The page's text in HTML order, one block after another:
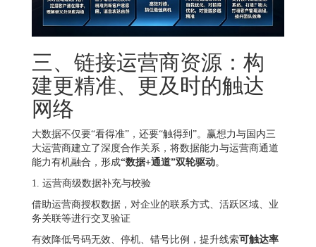
三、链接运营商资源：构
建更精准、更及时的触达
网络
大数据不仅要“看得准”，还要“触得到”。赢想力与国内三
大运营商建立了深度合作关系，将数据能力与运营商通道
能力有机融合，形成“数据+通道”双轮驱动。
1. 运营商级数据补充与校验
借助运营商授权数据，对企业的联系方式、活跃区域、业
务关联等进行交叉验证
有效降低号码无效、停机、错号比例，提升线索可触达率